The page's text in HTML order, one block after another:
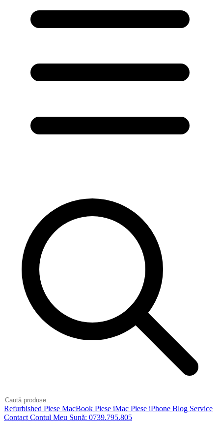
Refurbished Piese MacBook Piese iMac Piese iPhone Blog Service
Contact Contul Meu Sună: 0739.795.805